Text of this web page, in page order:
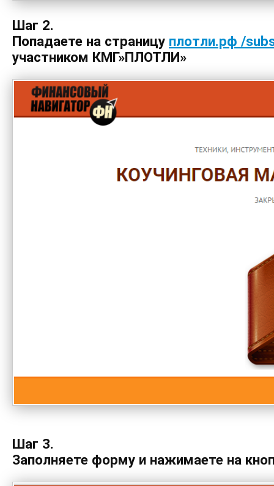
Шаг 2.
Попадаете на страницу плотли.рф /
участником КМГ»ПЛОТЛИ»
Шаг 3.
Заполняете форму и нажимаете на